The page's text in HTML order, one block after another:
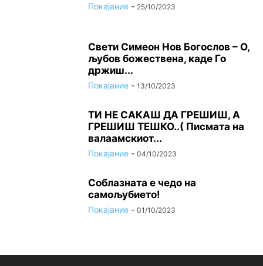
Покајание - 25/10/2023
Свети Симеон Нов Богослов – О,
љубов божествена, каде Го
држиш...
Покајание - 13/10/2023
ТИ НЕ САКАШ ДА ГРЕШИШ, А
ГРЕШИШ ТЕШКО..( Писмата на
валаамскиот...
Покајание - 04/10/2023
Соблазната е чедо на
самољубието!
Покајание - 01/10/2023